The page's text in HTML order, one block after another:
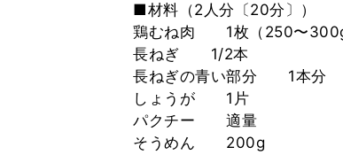
■材料（2人分〔20分〕）
鶏むね肉 1枚（250〜300g
長ねぎ 1/2本
長ねぎの青い部分 1本分
しょうが 1片
パクチー 適量
そうめん 200g